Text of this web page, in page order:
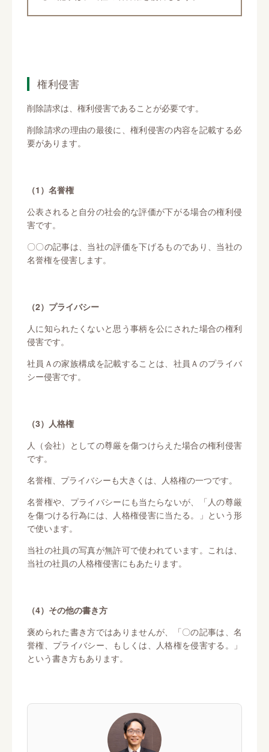
権利侵害
削除請求は、権利侵害であることが必要です。
削除請求の理由の最後に、権利侵害の内容を記載する必
要があります。
（1）名誉権
公表されると自分の社会的な評価が下がる場合の権利侵
害です。
〇〇の記事は、当社の評価を下げるものであり、当社の
名誉権を侵害します。
（2）プライバシー
人に知られたくないと思う事柄を公にされた場合の権利
侵害です。
社員Ａの家族構成を記載することは、社員Ａのプライバ
シー侵害です。
（3）人格権
人（会社）としての尊厳を傷つけらえた場合の権利侵害
です。
名誉権、プライバシーも大きくは、人格権の一つです。
名誉権や、プライバシーにも当たらないが、「人の尊厳
を傷つける行為には、人格権侵害に当たる。」という形
で使います。
当社の社員の写真が無許可で使われています。これは、
当社の社員の人格権侵害にもあたります。
（4）その他の書き方
褒められた書き方ではありませんが、「〇の記事は、名
誉権、プライバシー、もしくは、人格権を侵害する。」
という書き方もあります。